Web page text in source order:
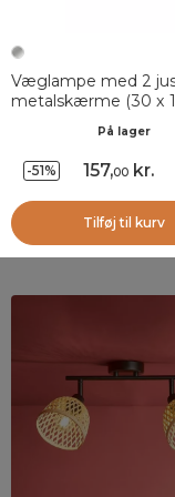
Væglampe med 2
metalskærme (30 x
Diamond SølvPå lager
-51% 157,00kr.
Tilføj til kurv